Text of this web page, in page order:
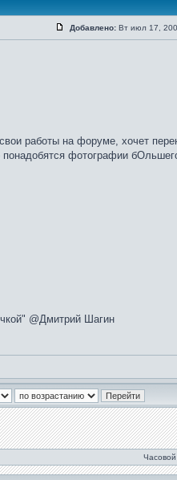
Добавлено: Вт июл 17,
работы на форуме, хочет
понадобятся фотографии
@Дмитрий Шагин
Часовой